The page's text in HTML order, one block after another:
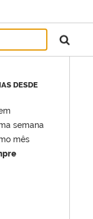
DESDE
semana
mês